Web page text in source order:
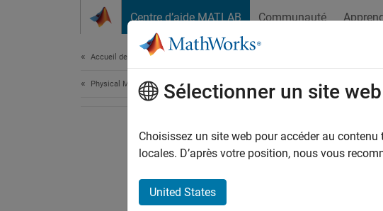
Centre d’aide MATLAB Communauté
Accueil de la documentation
Physical Modeling Sélectionner un site web
Choisissez un site web pour accéder au
locales. D’après votre position, nous vous
United States